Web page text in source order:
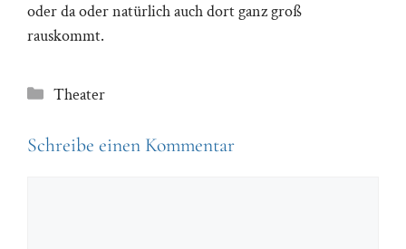
oder da oder natürlich auch dort ganz groß
rauskommt.
Kategorien
Theater
Schreibe einen Kommentar